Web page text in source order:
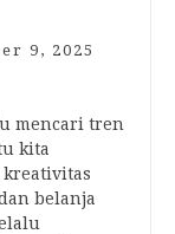
9, 2025
mencari tren
kita
belanja